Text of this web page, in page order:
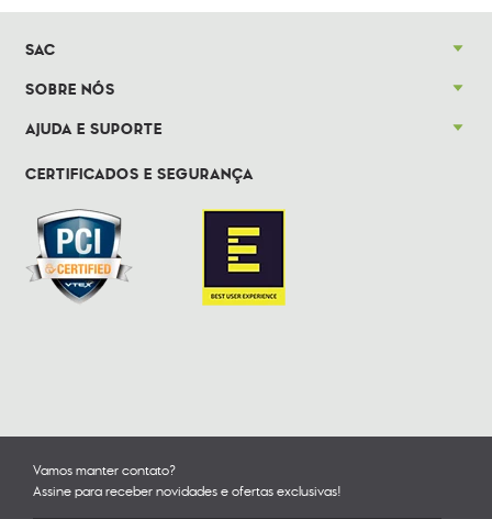
SAC
SOBRE NÓS
AJUDA E SUPORTE
CERTIFICADOS E SEGURANÇA
Vamos manter contato?
Assine para receber novidades e ofertas exclusivas!